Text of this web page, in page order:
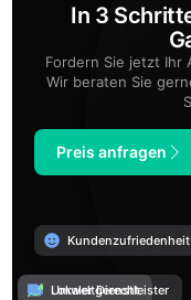
In 3
Fordern Sie jetzt Ihr
Wir beraten Sie
Preis anfragen
Kundenzufriedenheit
Umweltgerecht
Lokaler Dienstleister